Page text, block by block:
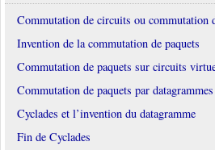
Commutation de circuits ou commutation
Invention de la commutation de paquets
Commutation de paquets sur circuits
Commutation de paquets par datagrammes
Cyclades et l’invention du datagramme
Fin de Cyclades